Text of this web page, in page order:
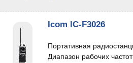
Icom IC-F3026
Портативная
Диапазон рабочих